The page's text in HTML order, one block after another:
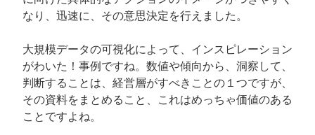
なり、迅速に、その意思決定を行えました。
大規模データの可視化によって、インスピレーション
がわいた！事例ですね。数値や傾向から、洞察して、
判断することは、経営層がすべきことの１つですが、
その資料をまとめること、これはめっちゃ価値のある
ことですよね。